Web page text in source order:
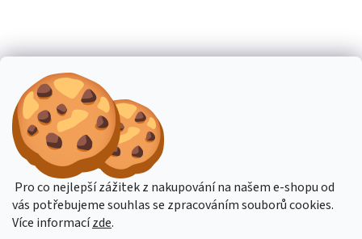
Pro co nejlepší zážitek z nakupování na našem e-shopu od
vás potřebujeme souhlas se zpracováním souborů cookies.
Více informacízde.